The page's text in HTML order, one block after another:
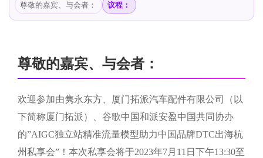
尊敬的嘉宾、与会者： 议程：
尊敬的嘉宾、与会者：
欢迎参加由隽永东方、厦门拓派汽车配件有限公司（以
下简称厦门拓派）、谷歌中国和派安盈中国共同协办
的”AIGC独立站精准流量模型助力中国品牌DTC出海杭
州私享会”！本次私享会将于2023年7月11日下午13:30至